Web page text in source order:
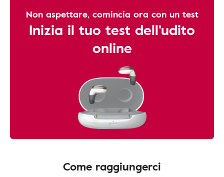
Non aspettare, comincia ora con un test
Inizia il tuo test dell'udito
online
Come raggiungerci